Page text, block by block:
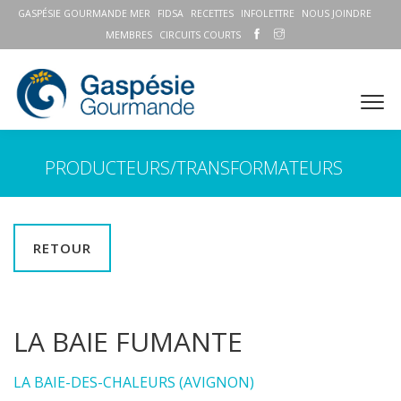
GASPÉSIE GOURMANDE MER FIDSA RECETTES INFOLETTRE
NOUS JOINDRE
MEMBRES
CIRCUITS COURTS
PRODUCTEURS/TRANSFORMATEURS
RETOUR
LA BAIE FUMANTE
LA BAIE-DES-CHALEURS (AVIGNON)